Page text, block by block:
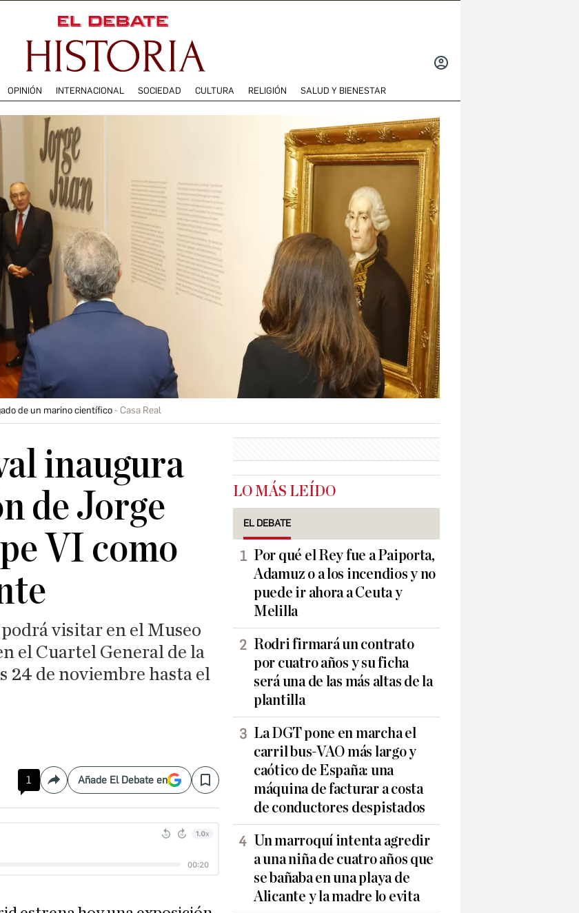
OPINIÓN INTERNACIONAL SOCIEDAD CULTURA RELIGIÓN SALUD Y BIENESTAR
de un marino científico Casa Real
inaugura
de Jorge
VI como
visitar en el Museo
el Cuartel General de la
24 de noviembre hasta el
1 CompartirAñade El Debate en Save
LO MÁS LEÍDO
EL DEBATE
Por qué el Rey fue a Paiporta,
Adamuz o a los incendios y no
puede ir ahora a Ceuta y
Melilla
Rodri firmará un contrato
por cuatro años y su ficha
será una de las más altas de la
plantilla
La DGT pone en marcha el
carril bus-VAO más largo y
caótico de España: una
máquina de facturar a costa
de conductores despistados
Un marroquí intenta agredir
a una niña de cuatro años que
se bañaba en una playa de
Alicante y la madre lo evita